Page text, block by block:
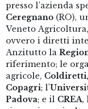
presso l’azienda
Ceregnano (RO),
Veneto
ovvero i diretti
Anzitutto la
riferimento; le
agricole,
Copagri; l’
Padova; e il CREA,